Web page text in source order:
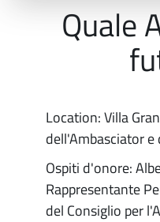
Quale
Location: Villa
dell'Ambasciator e
Ospiti d'onore:
Rappresentante
del Consiglio per